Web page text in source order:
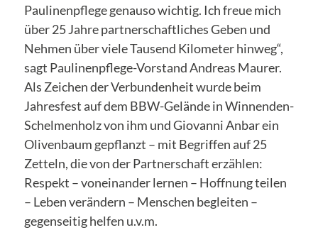
Paulinenpflege genauso wichtig. Ich freue mich
über 25 Jahre partnerschaftliches Geben und
Nehmen über viele Tausend Kilometer hinweg“,
sagt Paulinenpflege-Vorstand Andreas Maurer.
Als Zeichen der Verbundenheit wurde beim
Jahresfest auf dem BBW-Gelände in Winnenden-
Schelmenholz von ihm und Giovanni Anbar ein
Olivenbaum gepflanzt – mit Begriffen auf 25
Zetteln, die von der Partnerschaft erzählen:
Respekt – voneinander lernen – Hoffnung teilen
– Leben verändern – Menschen begleiten –
gegenseitig helfen u.v.m.